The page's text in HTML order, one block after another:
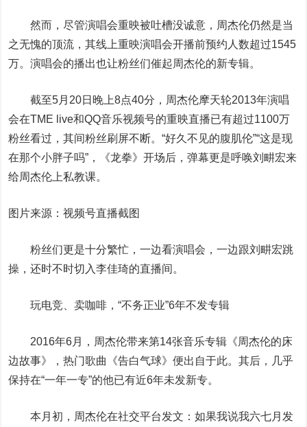
然而，尽管演唱会重映被吐槽没诚意，周杰伦仍然是当
之无愧的顶流，其线上重映演唱会开播前预约人数超过1545
万。演唱会的播出也让粉丝们催起周杰伦的新专辑。
截至5月20日晚上8点40分，周杰伦摩天轮2013年演唱
会在TME live和QQ音乐视频号的重映直播已有超过1100万
粉丝看过，其间粉丝刷屏不断。“好久不见的腹肌伦”“这是现
在那个小胖子吗”，《龙拳》开场后，弹幕更是呼唤刘畊宏来
给周杰伦上私教课。
图片来源：视频号直播截图
粉丝们更是十分繁忙，一边看演唱会，一边跟刘畊宏跳
操，还时不时切入李佳琦的直播间。
玩电竞、卖咖啡，“不务正业”6年不发专辑
2016年6月，周杰伦带来第14张音乐专辑《周杰伦的床
边故事》，热门歌曲《告白气球》便出自于此。其后，几乎
保持在“一年一专”的他已有近6年未发新专。
本月初，周杰伦在社交平台发文：如果我说我六七月发